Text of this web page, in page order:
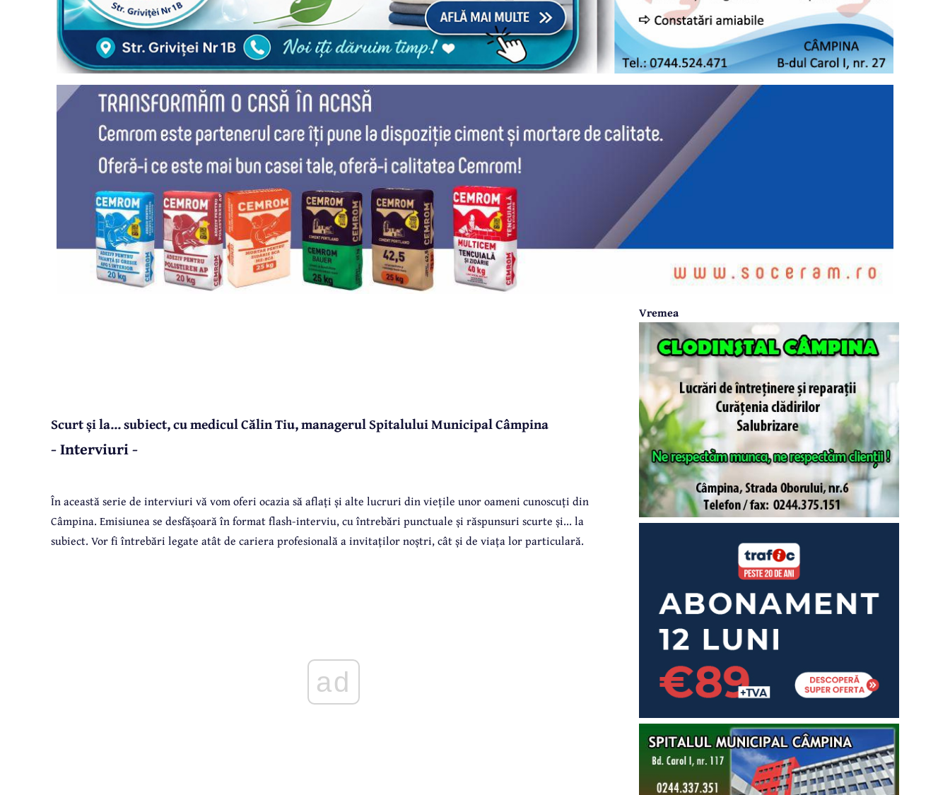
Scurt și la... subiect, cu medicul Călin Tiu, managerul Spitalului Municipal Câmpina
- Interviuri -
În această serie de interviuri vă vom oferi ocazia să aflați și alte lucruri din viețile unor oameni cunoscuți din
Câmpina. Emisiunea se desfășoară în format flash-interviu, cu întrebări punctuale și răspunsuri scurte și... la
subiect. Vor fi întrebări legate atât de cariera profesională a invitaților noștri, cât și de viața lor particulară.
ad
Vremea